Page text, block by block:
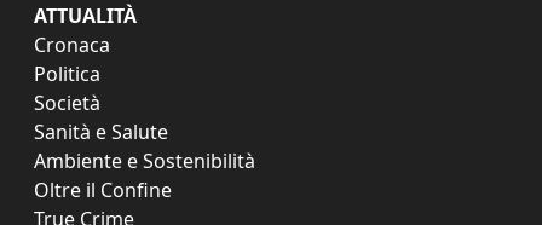
ATTUALITÀ
Cronaca
Politica
Società
Sanità e Salute
Ambiente e Sostenibilità
Oltre il Confine
True Crime